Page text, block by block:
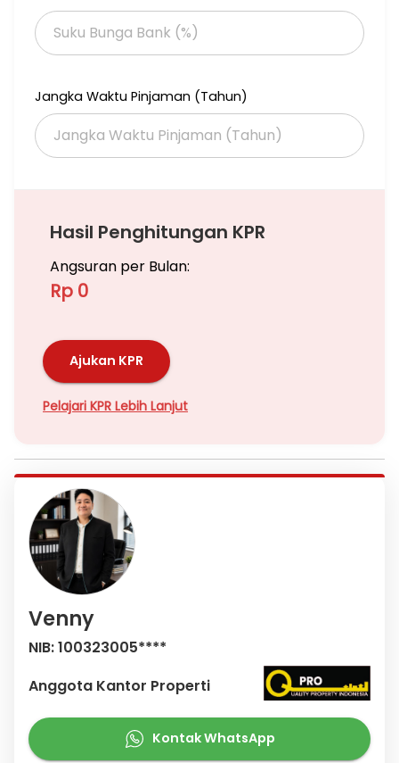
Jangka Waktu Pinjaman (Tahun)
Hasil Penghitungan KPR
Angsuran per Bulan:
Rp 0
Ajukan KPR
Pelajari KPR Lebih Lanjut
Venny
NIB: 100323005****
Anggota Kantor Properti
Kontak WhatsApp